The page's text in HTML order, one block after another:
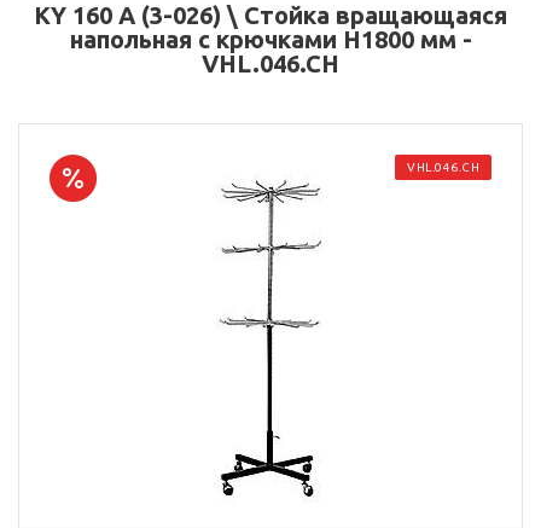
KY 160 A (3-026) \ Стойка вращающаяся
напольная с крючками H1800 мм -
VHL.046.CH
VHL.046.CH